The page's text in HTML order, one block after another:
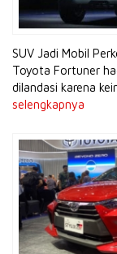
SUV Jadi Mobil
Toyota Fortuner
dilandasi karena
selengkapnya